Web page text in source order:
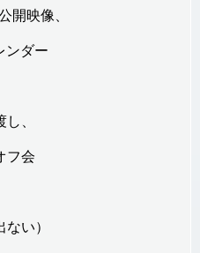
開映像、
ンダー
、
フ会
い）